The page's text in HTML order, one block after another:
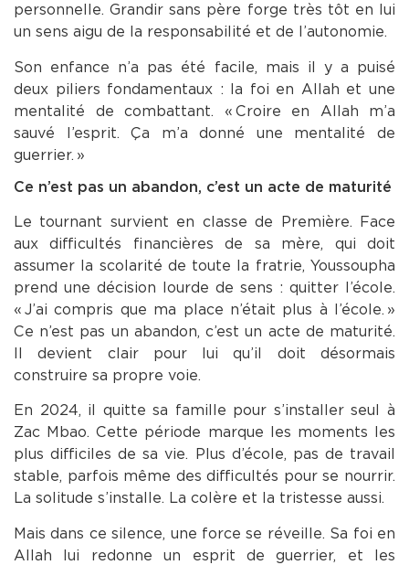
personnelle. Grandir sans père forge très tôt en lui
un sens aigu de la responsabilité et de l’autonomie.
Son enfance n’a pas été facile, mais il y a puisé
deux piliers fondamentaux : la foi en Allah et une
mentalité de combattant. « Croire en Allah m’a
sauvé l’esprit. Ça m’a donné une mentalité de
guerrier. »
Ce n’est pas un abandon, c’est un acte de maturité
Le tournant survient en classe de Première. Face
aux difficultés financières de sa mère, qui doit
assumer la scolarité de toute la fratrie, Youssoupha
prend une décision lourde de sens : quitter l’école.
« J’ai compris que ma place n’était plus à l’école. »
Ce n’est pas un abandon, c’est un acte de maturité.
Il devient clair pour lui qu’il doit désormais
construire sa propre voie.
En 2024, il quitte sa famille pour s’installer seul à
Zac Mbao. Cette période marque les moments les
plus difficiles de sa vie. Plus d’école, pas de travail
stable, parfois même des difficultés pour se nourrir.
La solitude s’installe. La colère et la tristesse aussi.
Mais dans ce silence, une force se réveille. Sa foi en
Allah lui redonne un esprit de guerrier, et les